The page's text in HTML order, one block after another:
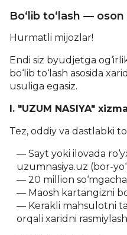
Bo‘lib to‘lash —
Hurmatli mijozlar!
Endi siz byudjetga
bo‘lib to‘lash asosida
usuliga egasiz.
I. "UZUM NASIYA"
Tez, oddiy va dastlabki
Sayt yoki ilovada
uzumnasiya.uz (bor-
20 million
Maosh kartangizni
Kerakli mahsulotni
orqali xaridni